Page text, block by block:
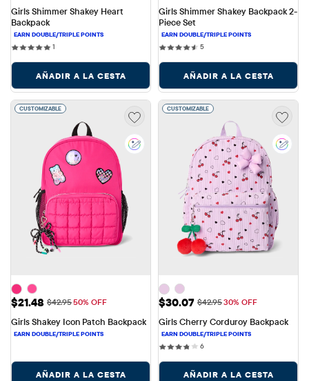
Girls Shimmer Shakey Heart
Backpack
1
AÑADIR A LA CESTA
Girls Shimmer Shakey Backpack 2-
Piece Set
55 reviews
AÑADIR A LA CESTA
CUSTOMIZABLE
Precio de venta: $21.48
$21.48 Precio original: $42.95
$42.9550% OFF
Girls Shakey Icon Patch Backpack
AÑADIR A LA CESTA
CUSTOMIZABLE
Precio de venta: $30.07
$30.07 Precio original: $42.95
$42.9530% OFF
Girls Cherry Corduroy Backpack
66 reviews
AÑADIR A LA CESTA